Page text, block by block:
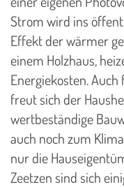
Strom wird ins
Effekt der wärmer
einem Holzhaus,
Energiekosten. Auch
freut sich der
wertbeständige
auch noch zum
nur die
Zeetzen sind sich